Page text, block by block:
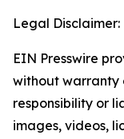
Legal Disclaimer:
EIN Presswire
without warranty
responsibility or
images, videos,